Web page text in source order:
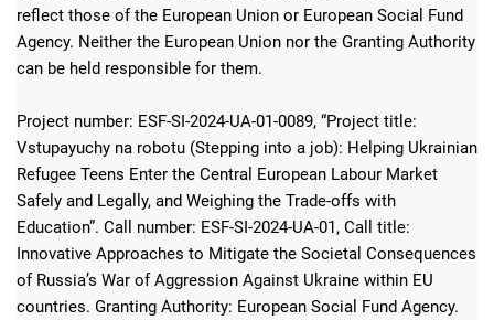
reflect those of the European Union or European Social Fund
Agency. Neither the European Union nor the Granting Authority
can be held responsible for them.
Project number: ESF-SI-2024-UA-01-0089, “Project title:
Vstupayuchy na robotu (Stepping into a job): Helping Ukrainian
Refugee Teens Enter the Central European Labour Market
Safely and Legally, and Weighing the Trade-offs with
Education”. Call number: ESF-SI-2024-UA-01, Call title:
Innovative Approaches to Mitigate the Societal Consequences
of Russia’s War of Aggression Against Ukraine within EU
countries. Granting Authority: European Social Fund Agency.